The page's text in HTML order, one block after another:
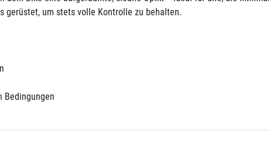
gerüstet, um stets volle Kontrolle zu behalten.
Bedingungen